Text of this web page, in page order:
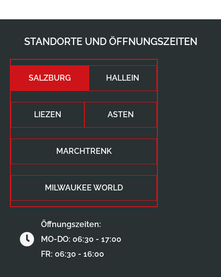
STANDORTE UND ÖFFNUNGSZEITEN
SALZBURG HALLEIN
LIEZEN ASTEN
MARCHTRENK
MILWAUKEE WORLD
Öffnungszeiten:
MO-DO: 06:30 - 17:00
FR: 06:30 - 16:00